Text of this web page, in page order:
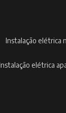
instalação elétrica
instalação elétrica